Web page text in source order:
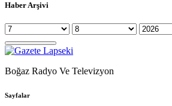
Haber Arşivi
Boğaz Radyo Ve Televizyon
Sayfalar